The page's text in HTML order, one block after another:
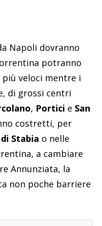
Napoli dovranno
potranno
veloci mentre i
di grossi centri
, Portici e San
costretti, per
Stabia o nelle
a cambiare
Annunziata, la
non poche barriere